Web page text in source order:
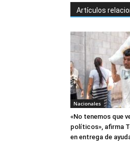
Artículos
Nacionales
«No tenemos que
políticos», afirma
en entrega de